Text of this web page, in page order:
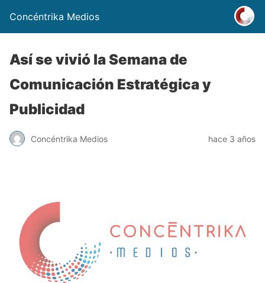
Concéntrika Medios
Así se vivió la Semana de
Comunicación Estratégica y
Publicidad
Concéntrika Medios hace 3 años